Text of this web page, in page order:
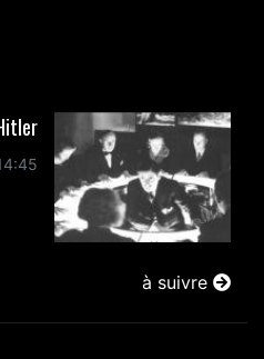
à suivre